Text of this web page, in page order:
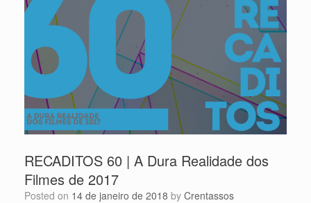
RECADITOS 60 | A Dura Realidade dos
Filmes de 2017
Posted on 14 de janeiro de 2018 by Crentassos